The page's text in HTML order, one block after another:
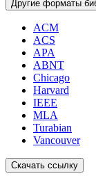
Другие форматы
ACM
ACS
APA
ABNT
Chicago
Harvard
IEEE
MLA
Turabian
Vancouver
Скачать ссылку